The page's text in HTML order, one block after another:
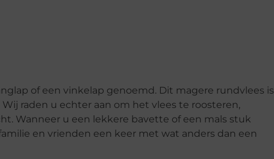
of een vinkelap genoemd. Dit magere rundvlees is
raden u echter aan om het vlees te roosteren,
Wanneer u een lekkere bavette of een mals stuk
en vrienden een keer met wat anders dan een